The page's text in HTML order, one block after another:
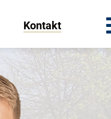
Kontakt